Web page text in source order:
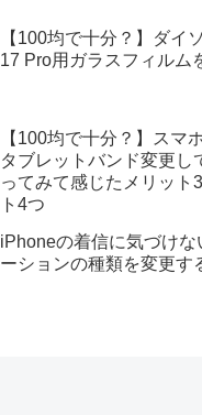
【100均で十分？】ダイ
17 Pro用ガラスフィルム
【100均で十分？】スマ
タブレットバンド変更し
ってみて感じたメリット
ト4つ
iPhoneの着信に気づけな
ーションの種類を変更す